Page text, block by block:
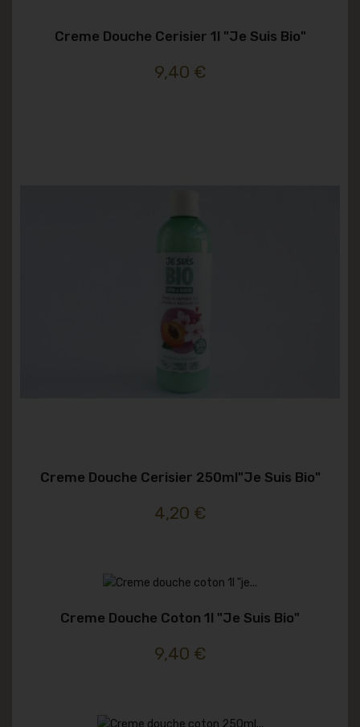
Creme Douche Cerisier 1l "je Suis Bio"
9,40 €
Creme Douche Cerisier 250ml"je Suis Bio"
4,20 €
Creme Douche Coton 1l "je Suis Bio"
9,40 €